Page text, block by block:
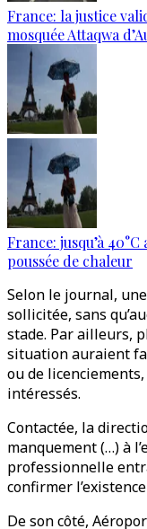
France: la justice
mosquée Attaqwa
France: jusqu’à
poussée de chaleur
Selon le journal,
sollicitée, sans
stade. Par ailleurs,
situation auraient
ou de
intéressés.
Contactée, la
manquement (…) à
professionnelle
confirmer
De son côté,